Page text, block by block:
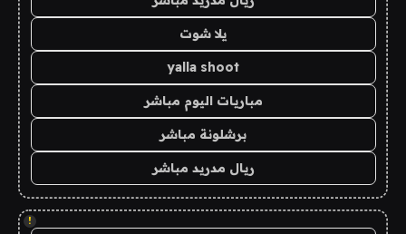
يلا شوت
yalla shoot
مباريات اليوم مباشر
برشلونة مباشر
ريال مدريد مباشر
!